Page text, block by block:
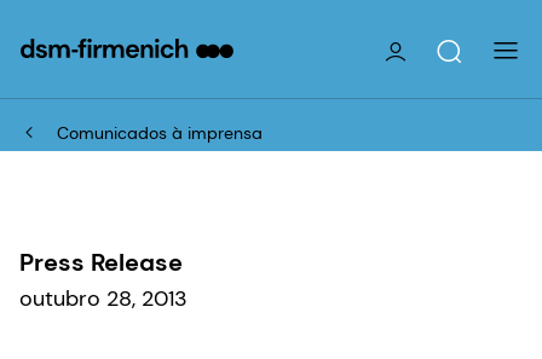
Comunicados à imprensa
Press Release
outubro 28, 2013